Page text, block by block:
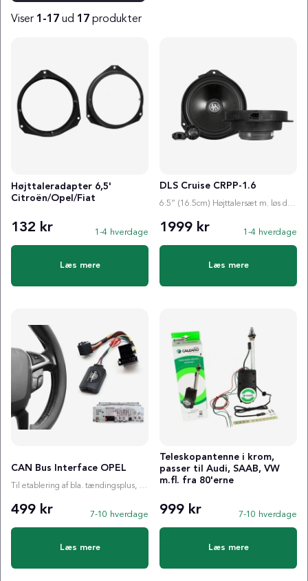
Viser 1-17 ud 17 produkter
Højttaleradapter 6,5'
Citroën/Opel/Fiat
132 kr 1-4 hverdage
Læs mere
DLS Cruise CRPP-1.6
6.5” (16.5cm) Højttalersæt m. løs diskant
1999 kr 1-4 hverdage
Læs mere
CAN Bus Interface OPEL
Til etablering af bla. tændingsplus, ratstyring etc.
499 kr 7-10 hverdage
Læs mere
Teleskopantenne i krom,
passer til Audi, SAAB, VW
m.fl. fra 80'erne
999 kr 7-10 hverdage
Læs mere